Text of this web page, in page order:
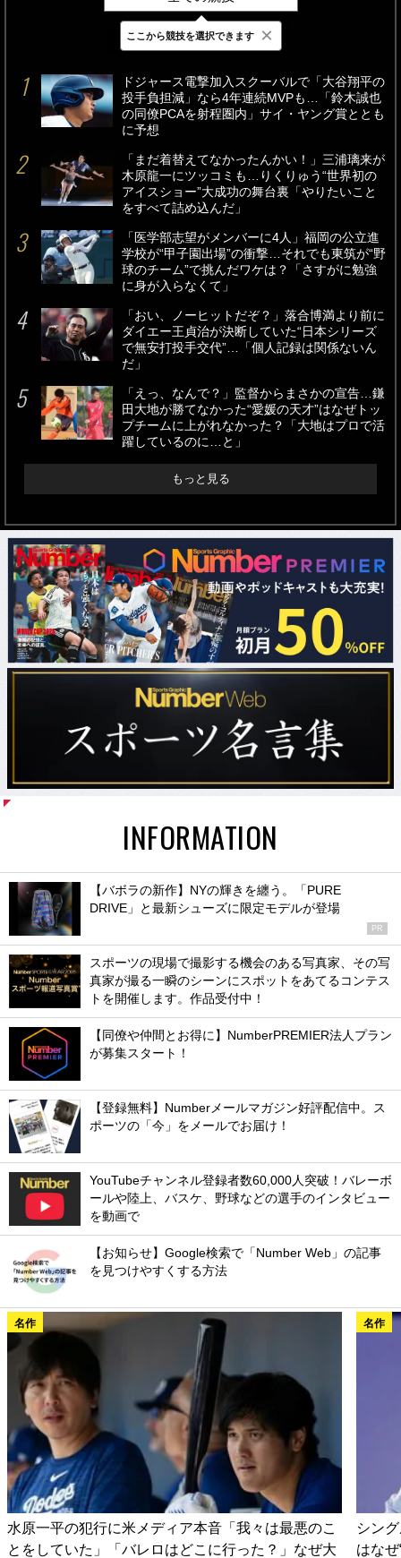
最新 24時間 週間
ドジャース電撃加入スクーバルで「大谷翔平の
投手負担減」なら4年連続MVPも…「鈴木誠也
の同僚PCAを射程圏内」サイ・ヤング賞ととも
に予想
「まだ着替えてなかったんかい！」三浦璃来が
木原龍一にツッコミも…りくりゅう“世界初の
アイスショー”大成功の舞台裏「やりたいこと
をすべて詰め込んだ」
「医学部志望がメンバーに4人」福岡の公立進
学校が“甲子園出場”の衝撃…それでも東筑が“野
球のチーム”で挑んだワケは？「さすがに勉強
に身が入らなくて」
「おい、ノーヒットだぞ？」落合博満より前に
ダイエー王貞治が決断していた“日本シリーズ
で無安打投手交代”…「個人記録は関係ないん
だ」
「えっ、なんで？」監督からまさかの宣告…鎌
田大地が勝てなかった“愛媛の天才”はなぜトッ
プチームに上がれなかった？「大地はプロで活
躍しているのに…と」
もっと見る
INFORMATION
【バボラの新作】NYの輝きを纏う。「PURE
DRIVE」と最新シューズに限定モデルが登場
PR
スポーツの現場で撮影する機会のある写真家、その写
真家が撮る一瞬のシーンにスポットをあてるコンテス
トを開催します。作品受付中！
【同僚や仲間とお得に】NumberPREMIER法人プラン
が募集スタート！
【登録無料】Numberメールマガジン好評配信中。ス
ポーツの「今」をメールでお届け！
YouTubeチャンネル登録者数60,000人突破！バレーボ
ールや陸上、バスケ、野球などの選手のインタビュー
を動画で
【お知らせ】Google検索で「Number Web」の記事
を見つけやすくする方法
名作
水原一平の犯行に米メディア本音「我々は最悪のこ
とをしていた」「バレロはどこに行った？」なぜ大
名作
シン
はな
ここから競技を選択できます ×